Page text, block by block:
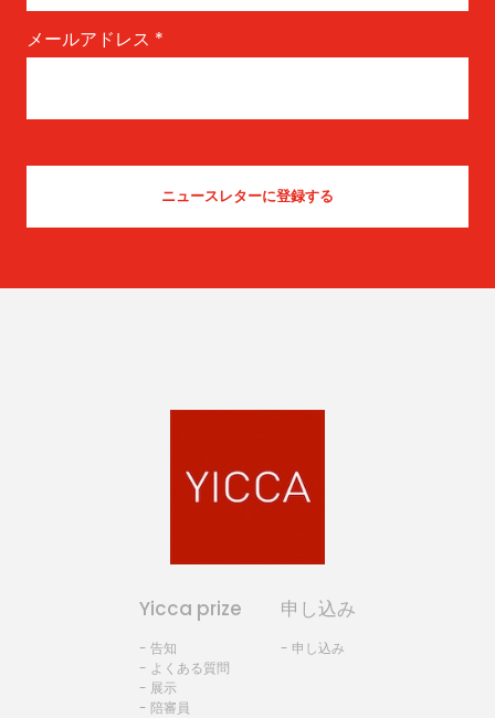
メールアドレス *
Yicca prize
- 告知
- よくある質問
- 展示
- 陪審員
申し込み
- 申し込み